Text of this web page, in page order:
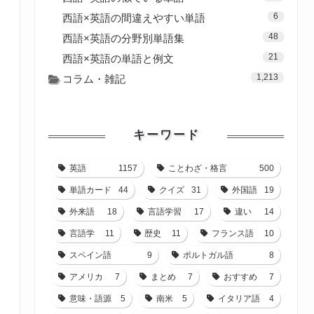
西語×英語の間違えやすい単語 6
西語×英語の分野別単語集 48
西語×英語の単語と例文 21
コラム・雑記 1,213
キーワード
英語 1157 ことわざ・格言 500
単語カード 44 クイズ 31 外国語 19
外来語 18 言語学習 17 違い 14
言語学 11 歴史 11 フランス語 10
スペイン語 9 ポルトガル語 8
アメリカ 7 まとめ 7 おすすめ 7
意味・語源 5 南米 5 イタリア語 4